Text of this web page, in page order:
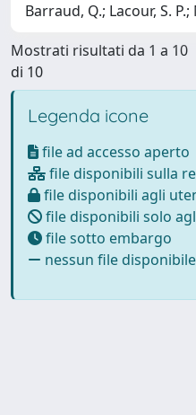
Barraud, Q.; Lacour, S.
Mostrati risultati da 1 a 10
di 10
Legenda icone
file ad accesso aperto
file disponibili sulla
file disponibili agli
file disponibili solo
file sotto embargo
nessun file disponibile